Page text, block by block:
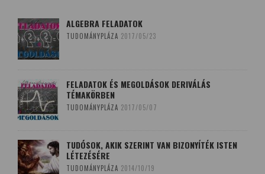
ALGEBRA FELADATOK
TUDOMÁNYPLÁZA 2017/05/23
FELADATOK ÉS MEGOLDÁSOK DERIVÁLÁS
TÉMAKÖRBEN
TUDOMÁNYPLÁZA 2017/05/07
TUDÓSOK, AKIK SZERINT VAN BIZONYÍTÉK ISTEN
LÉTEZÉSÉRE
TUDOMÁNYPLÁZA 2014/10/19